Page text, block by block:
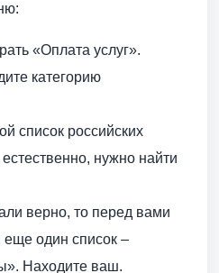
«Оплата услуг».
категорию
список российских
нужно найти
верно, то перед вами
еще один список –
Находите ваш.